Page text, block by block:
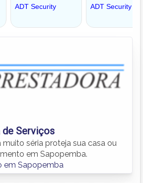
Serviços
muito séria proteja sua casa ou
em Sapopemba.
em Sapopemba